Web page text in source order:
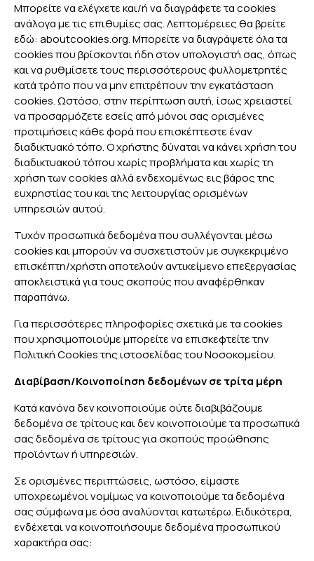
Μπορείτε να ελέγχετε και/ή να διαγράφετε τα cookies
ανάλογα με τις επιθυμίες σας. Λεπτομέρειες θα βρείτε
εδώ: aboutcookies.org. Μπορείτε να διαγράψετε όλα τα
cookies που βρίσκονται ήδη στον υπολογιστή σας, όπως
και να ρυθμίσετε τους περισσότερους φυλλομετρητές
κατά τρόπο που να μην επιτρέπουν την εγκατάσταση
cookies. Ωστόσο, στην περίπτωση αυτή, ίσως χρειαστεί
να προσαρμόζετε εσείς από μόνοι σας ορισμένες
προτιμήσεις κάθε φορά που επισκέπτεστε έναν
διαδικτυακό τόπο. Ο χρήστης δύναται να κάνει χρήση του
διαδικτυακού τόπου χωρίς προβλήματα και χωρίς τη
χρήση των cookies αλλά ενδεχομένως εις βάρος της
ευχρηστίας του και της λειτουργίας ορισμένων
υπηρεσιών αυτού.
Τυχόν προσωπικά δεδομένα που συλλέγονται μέσω
cookies και μπορούν να συσχετιστούν με συγκεκριμένο
επισκέπτη/χρήστη αποτελούν αντικείμενο επεξεργασίας
αποκλειστικά για τους σκοπούς που αναφέρθηκαν
παραπάνω.
Για περισσότερες πληροφορίες σχετικά με τα cookies
που χρησιμοποιούμε μπορείτε να επισκεφτείτε την
Πολιτική Cookies της ιστοσελίδας του Νοσοκομείου.
Διαβίβαση/Κοινοποίηση δεδομένων σε τρίτα μέρη
Κατά κανόνα δεν κοινοποιούμε ούτε διαβιβάζουμε
δεδομένα σε τρίτους και δεν κοινοποιούμε τα προσωπικά
σας δεδομένα σε τρίτους για σκοπούς προώθησης
προϊόντων ή υπηρεσιών.
Σε ορισμένες περιπτώσεις, ωστόσο, είμαστε
υποχρεωμένοι νομίμως να κοινοποιούμε τα δεδομένα
σας σύμφωνα με όσα αναλύονται κατωτέρω. Ειδικότερα,
ενδέχεται να κοινοποιήσουμε δεδομένα προσωπικού
χαρακτήρα σας: